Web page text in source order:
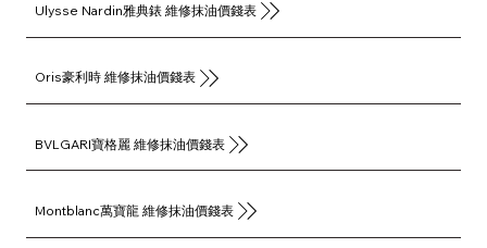
Ulysse Nardin雅典錶 維修抹油價錢表
Oris豪利時 維修抹油價錢表
BVLGARI寶格麗 維修抹油價錢表
Montblanc萬寶龍 維修抹油價錢表